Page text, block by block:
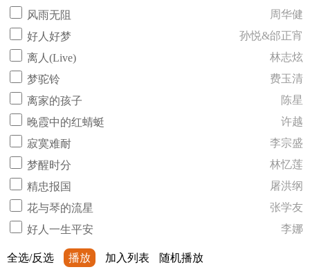
风雨无阻
周华健
好人好梦
孙悦&邰正宵
离人(Live)
林志炫
梦驼铃
费玉清
离家的孩子
陈星
晚霞中的红蜻蜓
许越
寂寞难耐
李宗盛
梦醒时分
林忆莲
精忠报国
屠洪纲
花与琴的流星
张学友
好人一生平安
李娜
全选/反选 播放 加入列表 随机播放